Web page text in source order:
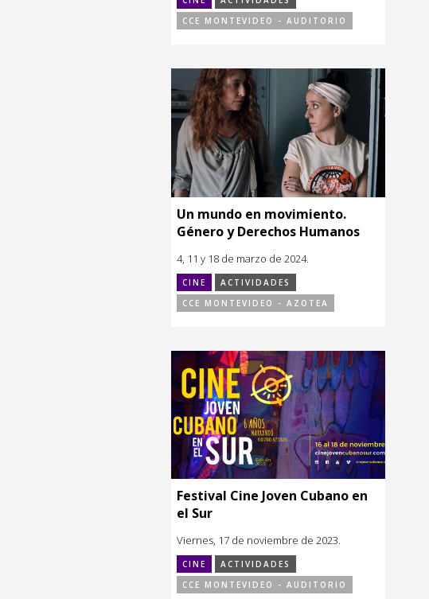
CCE MONTEVIDEO - AUDITORIO
Un mundo en movimiento.
Género y Derechos Humanos
4, 11 y 18 de marzo de 2024.
CINE
ACTIVIDADES
CCE MONTEVIDEO - AZOTEA
Festival Cine Joven Cubano en
el Sur
Viernes, 17 de noviembre de 2023.
CINE
ACTIVIDADES
CCE MONTEVIDEO - AUDITORIO